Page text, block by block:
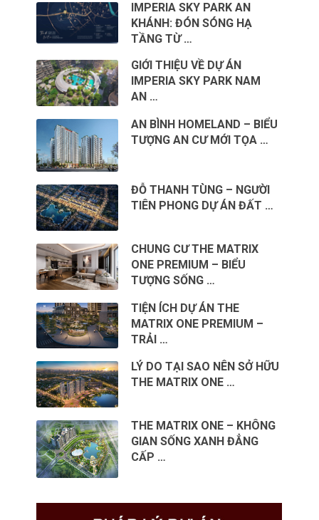
IMPERIA SKY PARK AN
KHÁNH: ĐÓN SÓNG HẠ
TẦNG TỪ …
GIỚI THIỆU VỀ DỰ ÁN
IMPERIA SKY PARK NAM
AN …
AN BÌNH HOMELAND – BIỂU
TƯỢNG AN CƯ MỚI TỌA …
ĐỖ THANH TÙNG – NGƯỜI
TIÊN PHONG DỰ ÁN ĐẤT …
CHUNG CƯ THE MATRIX
ONE PREMIUM – BIỂU
TƯỢNG SỐNG …
TIỆN ÍCH DỰ ÁN THE
MATRIX ONE PREMIUM –
TRẢI …
LÝ DO TẠI SAO NÊN SỞ HỮU
THE MATRIX ONE …
THE MATRIX ONE – KHÔNG
GIAN SỐNG XANH ĐẲNG
CẤP …